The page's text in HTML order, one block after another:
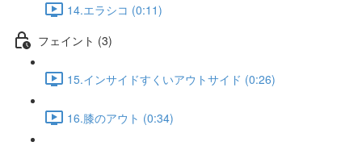
14.エラシコ (0:11)
フェイント (3)
15.インサイドすくいアウトサイド (0:26)
16.膝のアウト (0:34)